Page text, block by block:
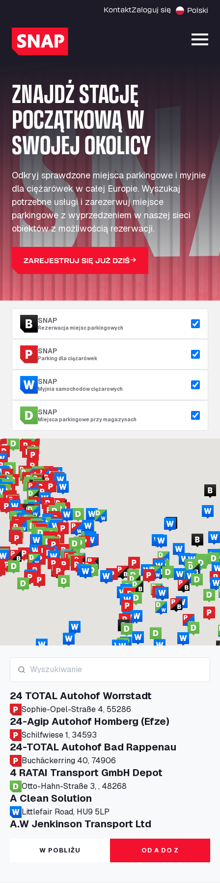
KontaktZaloguj się Polski
ZNAJDŹ STACJĘ
POCZĄTKOWĄ W
SWOJEJ OKOLICY
Odkryj sprawdzone miejsca parkingowe i myjnie
dla ciężarówek w całej Europie. Wyszukaj
potrzebne usługi i zarezerwuj miejsce
parkingowe z wyprzedzeniem w naszej sieci
obiektów z możliwością rezerwacji.
ZAREJESTRUJ SIĘ JUŻ DZIŚ
SNAP
Rezerwacja miejsc parkingowych
SNAP
Parking dla ciężarówek
SNAP
Myjnia samochodów ciężarowych
SNAP
Miejsca parkingowe przy magazynach
24 TOTAL Autohof Worrstadt
Sophie-Opel-Straße 4, 55286
24-Agip Autohof Homberg (Efze)
Schilfwiese 1, 34593
24-TOTAL Autohof Bad Rappenau
Buchäckerring 40, 74906
4 RATAI Transport GmbH Depot
Otto-Hahn-Straße 3, , 48268
A Clean Solution
Littlefair Road, HU9 5LP
A.W Jenkinson Transport Ltd
Progress House, ME11 5GA
A+G Nettetal - Depot Parking
Am Panneschopp 7, 41334
W POBLIŻU OD A DO Z